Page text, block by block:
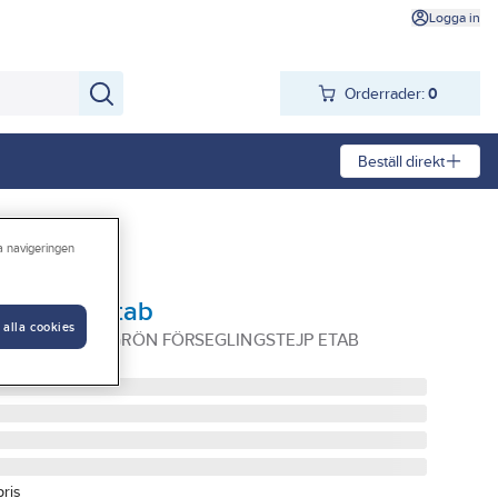
Logga in
Orderrader: 0
Beställ direkt
etab
25M GRÖN FÖRSEGLINGSTEJP ETAB
navigeringen
alla cookies